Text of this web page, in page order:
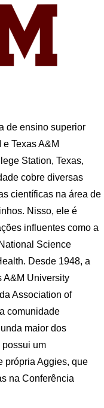
de ensino superior
Texas A&M
Station, Texas,
cobre diversas
científicas na área de
Nisso, ele é
influentes como a
Science
Desde 1948, a
A&M University
Association of
comunidade
maior dos
possui um
própria Aggies, que
na Conferência